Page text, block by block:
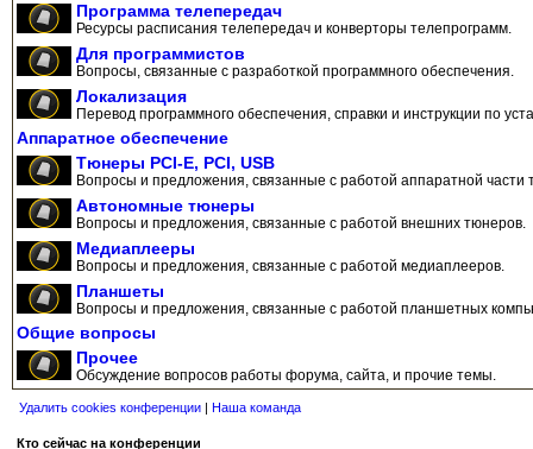
Программа телепередач
Ресурсы расписания телепередач и конверторы телепрограмм.
Для программистов
Вопросы, связанные с разработкой программного обеспечения.
Локализация
Перевод программного обеспечения, справки и инструкции по
Аппаратное обеспечение
Тюнеры PCI-E, PCI, USB
Вопросы и предложения, связанные с работой аппаратной части
Автономные тюнеры
Вопросы и предложения, связанные с работой внешних тюнеров.
Медиаплееры
Вопросы и предложения, связанные с работой медиаплееров.
Планшеты
Вопросы и предложения, связанные с работой планшетных
Общие вопросы
Прочее
Обсуждение вопросов работы форума, сайта, и прочие темы.
Удалить cookies конференции | Наша команда
Кто сейчас на конференции